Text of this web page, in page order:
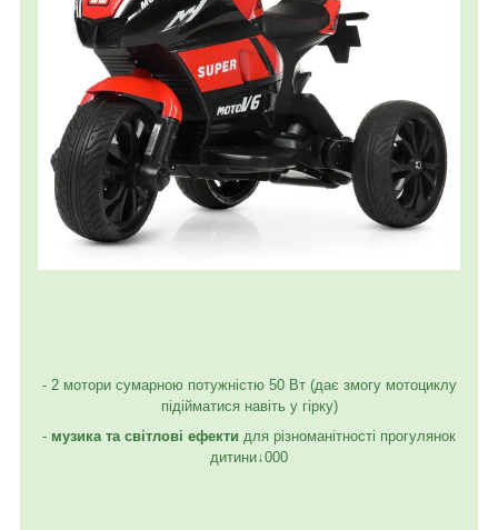
- 2 мотори сумарною потужністю 50 Вт (дає змогу мотоциклу
підійматися навіть у гірку)
- музика та світлові ефекти для різноманітності прогулянок
дитини↓000